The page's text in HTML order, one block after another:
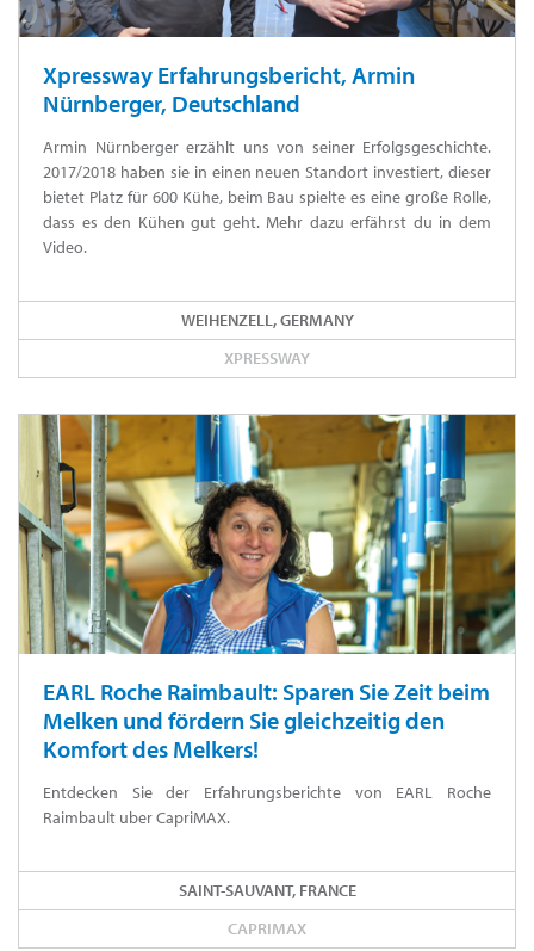
Xpressway Erfahrungsbericht, Armin
Nürnberger, Deutschland
Armin Nürnberger erzählt uns von seiner Erfolgsgeschichte.
2017/2018 haben sie in einen neuen Standort investiert, dieser
bietet Platz für 600 Kühe, beim Bau spielte es eine große Rolle,
dass es den Kühen gut geht. Mehr dazu erfährst du in dem
Video.
WEIHENZELL, GERMANY
XPRESSWAY
EARL Roche Raimbault: Sparen Sie Zeit beim
Melken und fördern Sie gleichzeitig den
Komfort des Melkers!
Entdecken Sie der Erfahrungsberichte von EARL Roche
Raimbault uber CapriMAX.
SAINT-SAUVANT, FRANCE
CAPRIMAX